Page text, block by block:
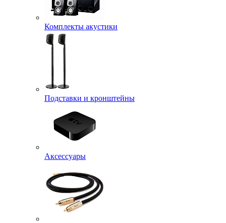
Комплекты акустики
Подставки и кронштейны
Аксессуары